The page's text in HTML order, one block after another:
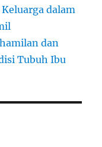
dalam
dan
Tubuh Ibu